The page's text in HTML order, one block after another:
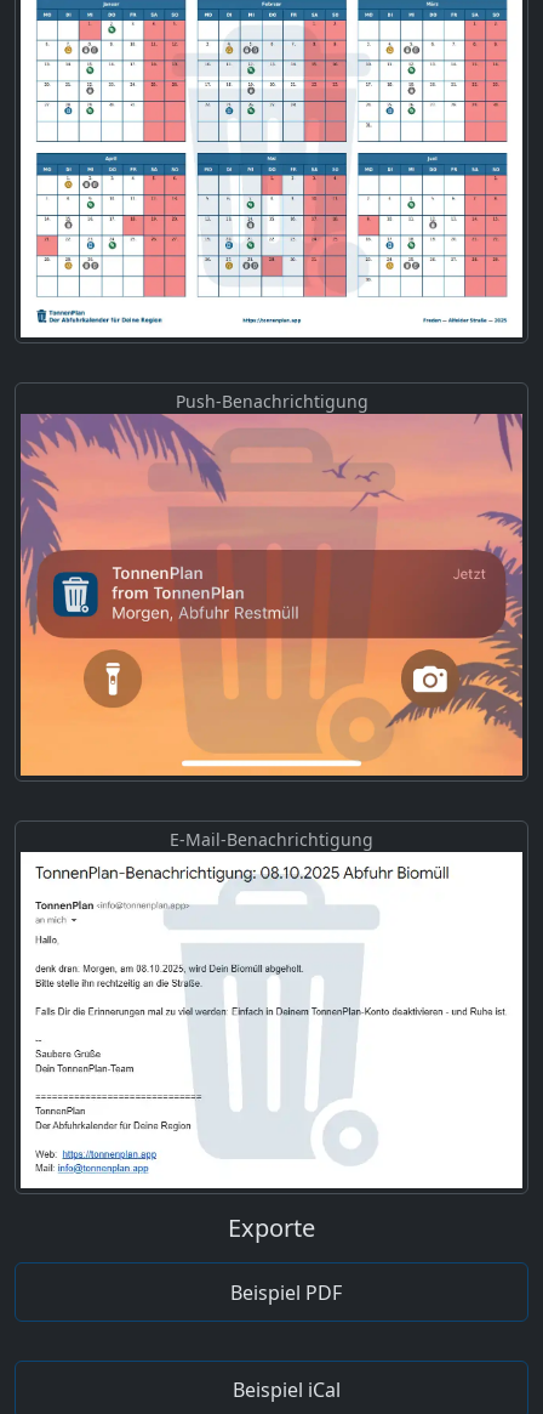
Push-Benachrichtigung
E-Mail-Benachrichtigung
Exporte
Beispiel PDF
Beispiel iCal